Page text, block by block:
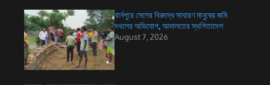
বার্নপুরে সেলের বিরুদ্ধে সাধারণ মানুষের জমি
দখলের অভিযোগ, আদালতের স্থগিতাদেশ
August 7, 2026